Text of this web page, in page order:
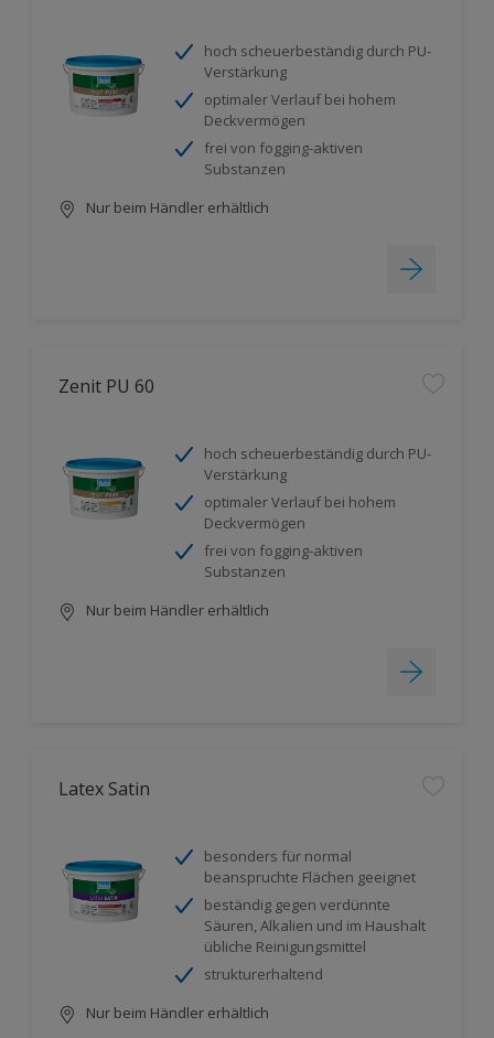
hoch scheuerbeständig durch PU-
Verstärkung
optimaler Verlauf bei hohem
Deckvermögen
frei von fogging-aktiven
Substanzen
Nur beim Händler erhältlich
Zenit PU 60
hoch scheuerbeständig durch PU-
Verstärkung
optimaler Verlauf bei hohem
Deckvermögen
frei von fogging-aktiven
Substanzen
Nur beim Händler erhältlich
Latex Satin
besonders für normal
beanspruchte Flächen geeignet
beständig gegen verdünnte
Säuren, Alkalien und im Haushalt
übliche Reinigungsmittel
strukturerhaltend
Nur beim Händler erhältlich